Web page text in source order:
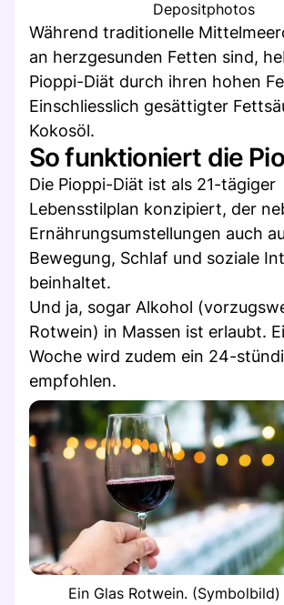
Depositphotos
Während traditionelle
an herzgesunden Fetten sind,
Pioppi-Diät durch ihren hohen
Einschliesslich gesättigter
Kokosöl.
So funktioniert die
Die Pioppi-Diät ist als 21-tägiger
Lebensstilplan konzipiert, der
Ernährungsumstellungen auch
Bewegung, Schlaf und soziale
beinhaltet.
Und ja, sogar Alkohol
Rotwein) in Massen ist erlaubt.
Woche wird zudem ein 24-
empfohlen.
Ein Glas Rotwein.